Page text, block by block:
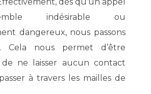
indésirable ou
dangereux, nous passons
Cela nous permet d’être
ne laisser aucun contact
à travers les mailles de